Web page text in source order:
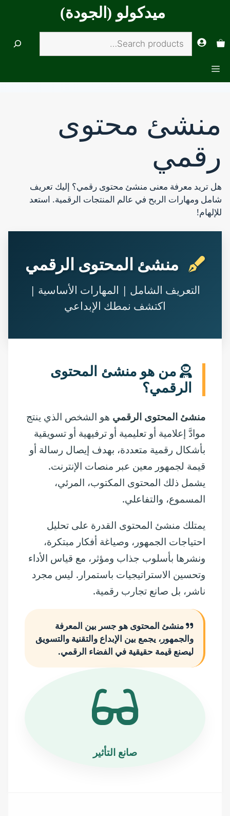
ميدكولو (الجودة)
القائمة
منشئ محتوى
رقمي
هل تريد معرفة معنى منشئ محتوى رقمي؟ إليك تعريف
شامل ومهارات الربح في عالم المنتجات الرقمية. استعد
للإلهام!
منشئ المحتوى الرقمي
التعريف الشامل | المهارات الأساسية |
اكتشف نمطك الإبداعي
من هو منشئ المحتوى
الرقمي؟
منشئ المحتوى الرقميهو الشخص الذي ينتج
موادَّ إعلامية أو تعليمية أو ترفيهية أو تسويقية
بأشكال رقمية متعددة، بهدف إيصال رسالة أو
قيمة لجمهور معين عبر منصات الإنترنت.
يشمل ذلك المحتوى المكتوب، المرئي،
المسموع، والتفاعلي.
يمتلك منشئ المحتوى القدرة على تحليل
احتياجات الجمهور، وصياغة أفكار مبتكرة،
ونشرها بأسلوب جذاب ومؤثر، مع قياس الأداء
وتحسين الاستراتيجيات باستمرار. ليس مجرد
ناشر، بل صانع تجارب رقمية.
منشئ المحتوى هو جسر بين المعرفة
والجمهور، يجمع بين الإبداع والتقنية والتسويق
ليصنع قيمة حقيقية في الفضاء الرقمي.
صانع التأثير